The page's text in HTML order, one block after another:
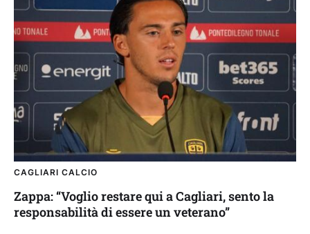
CAGLIARI CALCIO
Zappa: “Voglio restare qui a Cagliari, sento la
responsabilità di essere un veterano”